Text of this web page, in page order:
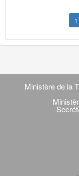
1
Navigation
transverse
Ministère de la